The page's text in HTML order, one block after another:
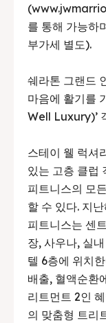
를 통해 가능하
부가세 별도).
쉐라톤 그랜드
마음에 활기를
Well Luxury)’
스테이 웰 럭셔
있는 고층 클럽
피트니스의 모
할 수 있다. 지
피트니스는 센
장, 사우나, 실
텔 6층에 위치
배출, 혈액순환
리트먼트 2인
의 맞춤형 트리